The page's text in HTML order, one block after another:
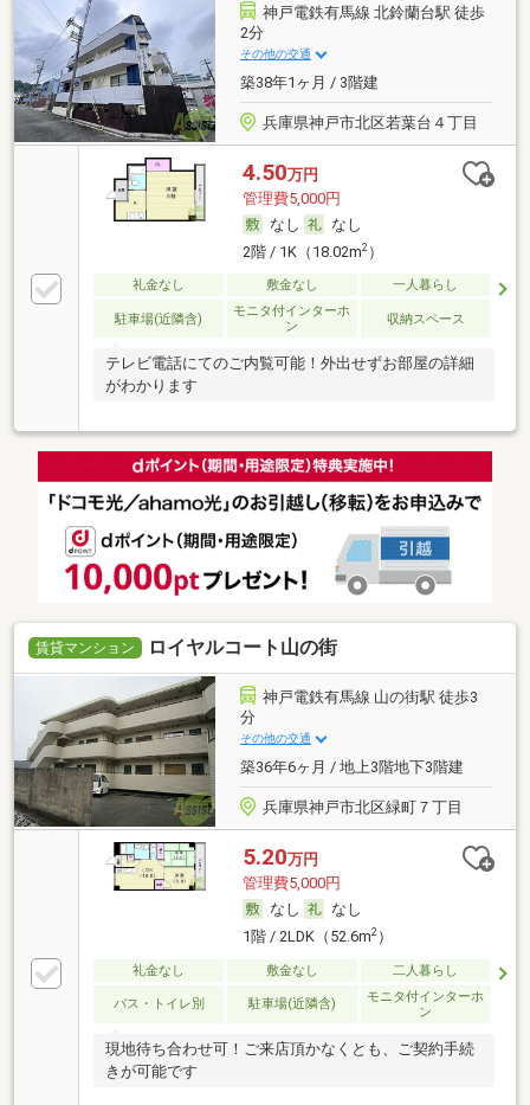
神戸電鉄有馬線 北鈴蘭台駅 徒歩
2分
その他の交通
築38年1ヶ月 / 3階建
兵庫県神戸市北区若葉台４丁目
4.50万円
管理費5,000円
なし
なし
2階 / 1K（18.02m2）
礼金なし 敷金なし 一人暮らし
駐車場(近隣含)
モニタ付インターホ
ン
収納スペース
テレビ電話にてのご内覧可能！外出せずお部屋の詳細
がわかります
賃貸マンション ロイヤルコート山の街
神戸電鉄有馬線 山の街駅 徒歩3
分
その他の交通
築36年6ヶ月 / 地上3階地下3階建
兵庫県神戸市北区緑町７丁目
5.20万円
管理費5,000円
なし
なし
1階 / 2LDK（52.6m2）
礼金なし 敷金なし 二人暮らし
バス・トイレ別 駐車場(近隣含)
モニタ付インターホ
ン
現地待ち合わせ可！ご来店頂かなくとも、ご契約手続
きが可能です